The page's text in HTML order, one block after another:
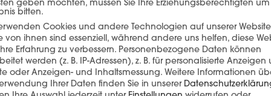
auf den unteren Button, um den Inhalt von player.flipsnack.com
Inhalt laden
geben möchten, müssen Sie Ihre Erziehungsberechtigten um
bitten.
Cookies und andere Technologien auf unserer
von ihnen sind essenziell, während andere uns helfen, diese
Erfahrung zu verbessern. Personenbezogene Daten können
werden (z. B. IP-Adressen), z. B. für personalisierte Anzeigen
oder Anzeigen- und Inhaltsmessung. Weitere Informationen
Ihrer Daten finden Sie in unserer